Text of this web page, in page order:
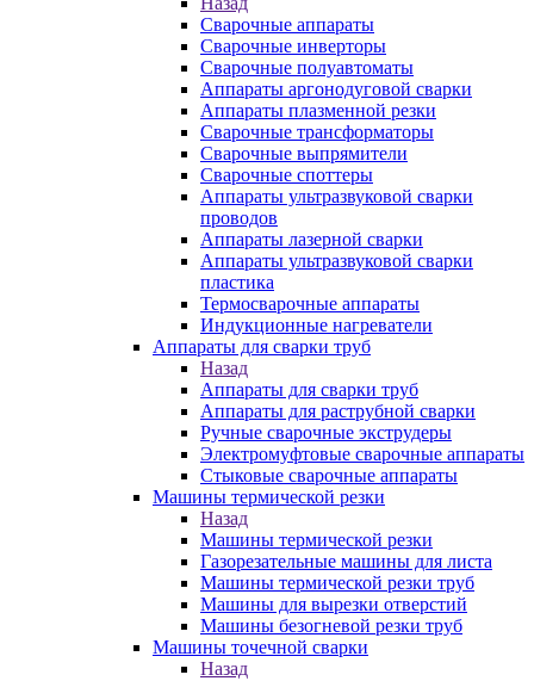
Сварочные аппараты
Сварочные инверторы
Сварочные полуавтоматы
Аппараты аргонодуговой сварки
Аппараты плазменной резки
Сварочные трансформаторы
Сварочные выпрямители
Сварочные споттеры
Аппараты ультразвуковой сварки
проводов
Аппараты лазерной сварки
Аппараты ультразвуковой сварки
пластика
Термосварочные аппараты
Индукционные нагреватели
Аппараты для сварки труб
Назад
Аппараты для сварки труб
Аппараты для раструбной сварки
Ручные сварочные экструдеры
Электромуфтовые сварочные аппараты
Стыковые сварочные аппараты
Машины термической резки
Назад
Машины термической резки
Газорезательные машины для листа
Машины термической резки труб
Машины для вырезки отверстий
Машины безогневой резки труб
Машины точечной сварки
Назад